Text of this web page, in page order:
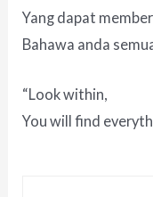
Yang dapat
Bahawa anda
“Look within,
You will find